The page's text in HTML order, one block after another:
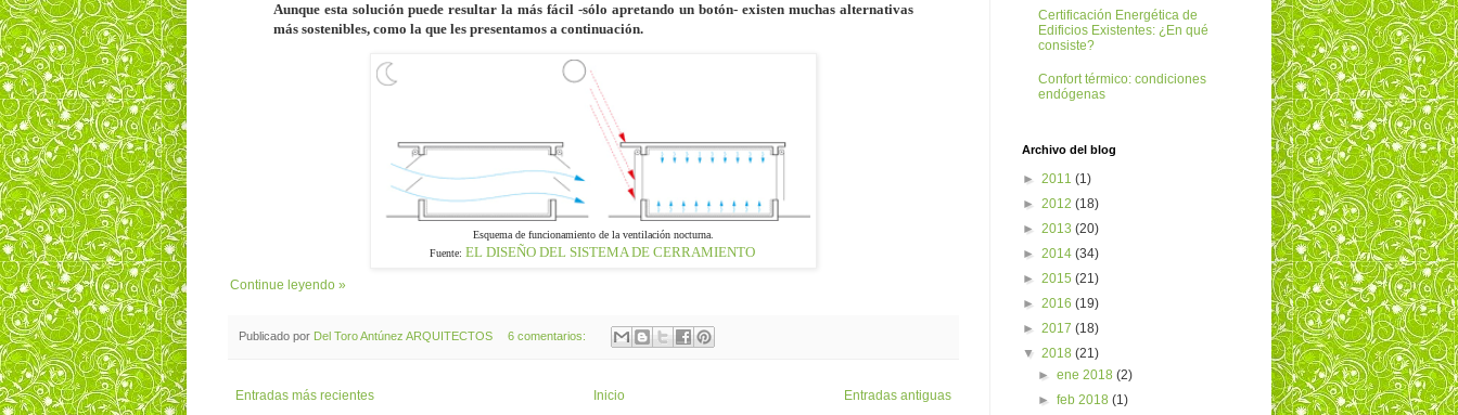
Aunque esta solución puede resultar la más fácil -sólo apretando un botón- existen muchas alternativas
más sostenibles, como la que les presentamos a continuación.
Esquema de funcionamiento de la ventilación nocturna.
Fuente: EL DISEÑO DEL SISTEMA DE CERRAMIENTO
Continue leyendo »
Publicado por Del Toro Antúnez ARQUITECTOS 6 comentarios:
Entradas más recientes Entradas antiguas
Inicio
Certificación Energética de
Edificios Existentes: ¿En qué
consiste?
Confort térmico: condiciones
endógenas
Archivo del blog
► 2011 (1)
► 2012 (18)
► 2013 (20)
► 2014 (34)
► 2015 (21)
► 2016 (19)
► 2017 (18)
▼ 2018 (21)
►ene 2018(2)
►feb 2018(1)